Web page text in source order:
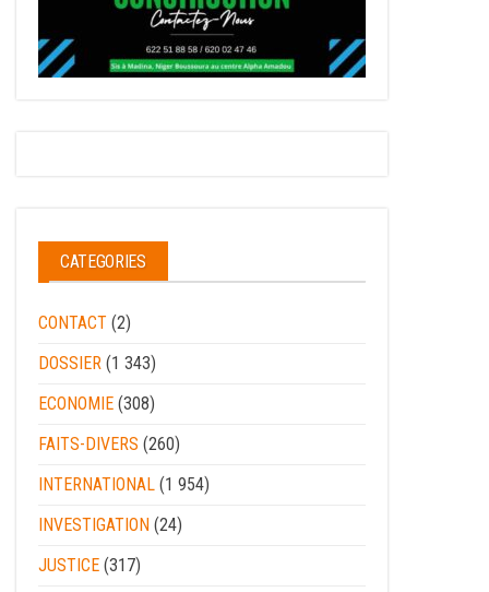
CATEGORIES
CONTACT (2)
DOSSIER (1 343)
ECONOMIE (308)
FAITS-DIVERS (260)
INTERNATIONAL (1 954)
INVESTIGATION (24)
JUSTICE (317)